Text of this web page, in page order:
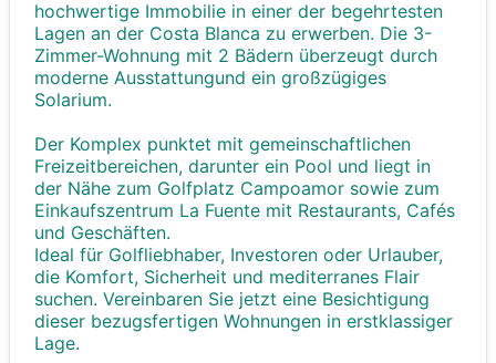
hochwertige Immobilie in einer der begehrtesten
Lagen an der Costa Blanca zu erwerben. Die 3-
Zimmer-Wohnung mit 2 Bädern überzeugt durch
moderne Ausstattungund ein großzügiges
Solarium.
Der Komplex punktet mit gemeinschaftlichen
Freizeitbereichen, darunter ein Pool und liegt in
der Nähe zum Golfplatz Campoamor sowie zum
Einkaufszentrum La Fuente mit Restaurants, Cafés
und Geschäften.
Ideal für Golfliebhaber, Investoren oder Urlauber,
die Komfort, Sicherheit und mediterranes Flair
suchen. Vereinbaren Sie jetzt eine Besichtigung
dieser bezugsfertigen Wohnungen in erstklassiger
Lage.